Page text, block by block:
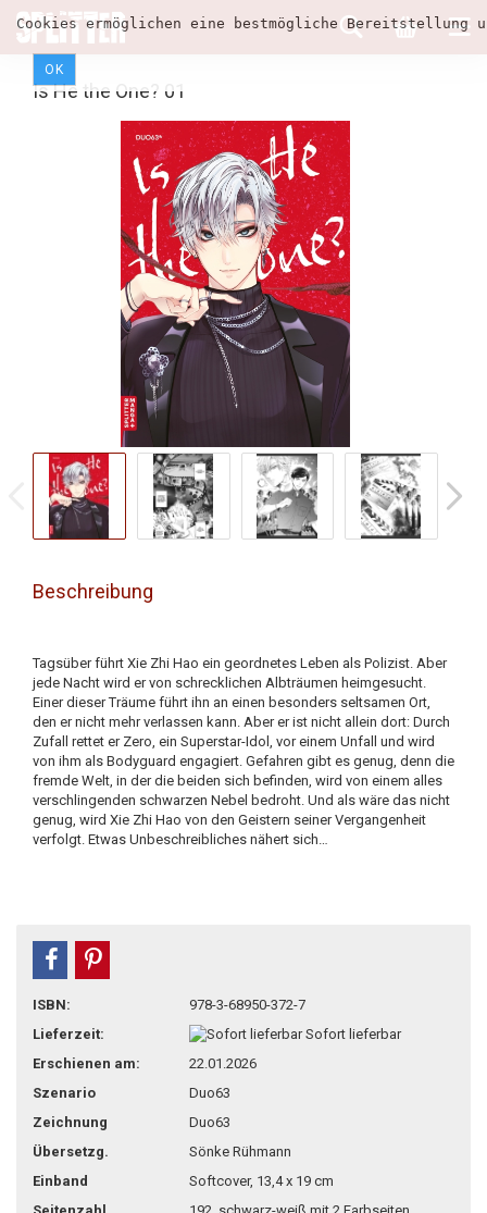
Cookies ermöglichen eine bestmögliche
OK
Is He the One? 01
Beschreibung
Tagsüber führt Xie Zhi Hao ein geordnetes Leben als Polizist. Aber
jede Nacht wird er von schrecklichen Albträumen heimgesucht.
Einer dieser Träume führt ihn an einen besonders seltsamen Ort,
den er nicht mehr verlassen kann. Aber er ist nicht allein dort: Durch
Zufall rettet er Zero, ein Superstar-Idol, vor einem Unfall und wird
von ihm als Bodyguard engagiert. Gefahren gibt es genug, denn die
fremde Welt, in der die beiden sich befinden, wird von einem alles
verschlingenden schwarzen Nebel bedroht. Und als wäre das nicht
genug, wird Xie Zhi Hao von den Geistern seiner Vergangenheit
verfolgt. Etwas Unbeschreibliches nähert sich…
teilen
ISBN:
978-3-68950-372-7
Lieferzeit:
Sofort lieferbar
Erschienen am:
22.01.2026
Szenario
Duo63
Zeichnung
Duo63
Übersetzg.
Sönke Rühmann
Einband
Softcover, 13,4 x 19 cm